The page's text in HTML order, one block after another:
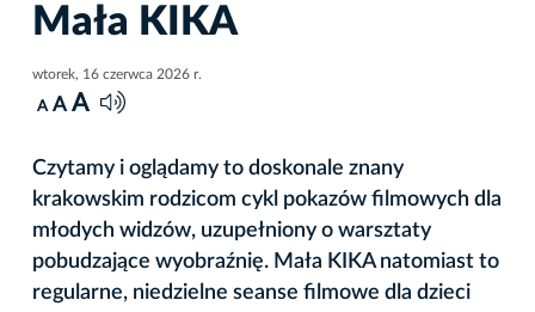
Mała KIKA
wtorek, 16 czerwca 2026 r.
A A A
Czytamy i oglądamy to doskonale znany
krakowskim rodzicom cykl pokazów filmowych dla
młodych widzów, uzupełniony o warsztaty
pobudzające wyobraźnię. Mała KIKA natomiast to
regularne, niedzielne seanse filmowe dla dzieci